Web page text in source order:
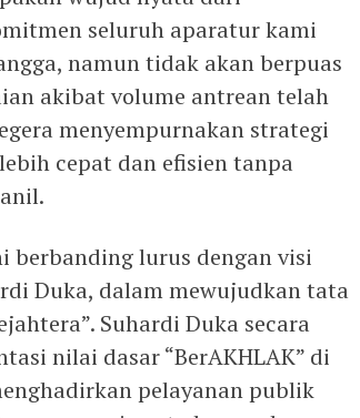
seluruh aparatur kami
namun tidak akan berpuas
akibat volume antrean telah
menyempurnakan strategi
cepat dan efisien tanpa
berbanding lurus dengan visi
Duka, dalam mewujudkan tata
Suhardi Duka secara
nilai dasar “BerAKHLAK” di
pelayanan publik